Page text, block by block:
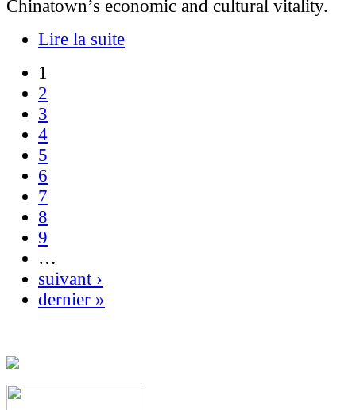
Chinatown’s economic and cultural vitality.
Lire la suite
1
2
3
4
5
6
7
8
9
…
suivant ›
dernier »